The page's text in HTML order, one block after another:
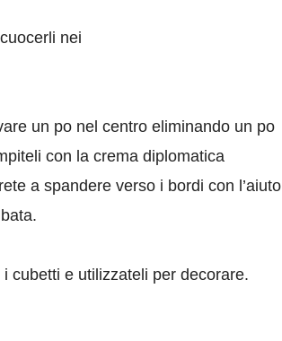
nei
un po nel centro eliminando un po
con la crema diplomatica
a spandere verso i bordi con l’aiuto
cubetti e utilizzateli per decorare.